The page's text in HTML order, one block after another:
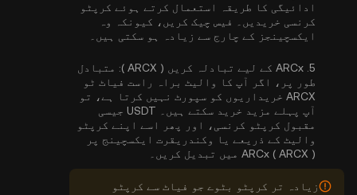
ادائیگی کا طریقہ استعمال کرتے ہوئے کرپٹو
کرنسی خریدیں۔ فیس چیک کریں، کیونکہ وہ
ایکسچینجز کے چارج سے زیادہ ہو سکتی ہیں۔
5. ARCx کے لیے تبادلہ کریں ( ARCX ):
متبادل
طور پر، اگر آپ کا والیٹ براہ راست فیاٹ ٹو
ARCX خریداریوں کو سپورٹ نہیں کرتا ہے، تو
آپ پہلے مزید خرید سکتے ہیں۔ USDT جیسی
مقبول کرپٹو کرنسی، اور پھر اسے اپنے کرپٹو
والیٹ کے ذریعے یا وکندریقرت ایکسچینج پر
ARCx ( ARCX ) میں تبدیل کریں۔
زیادہ تر کرپٹو بٹوے جو فیاٹ سے کرپٹو